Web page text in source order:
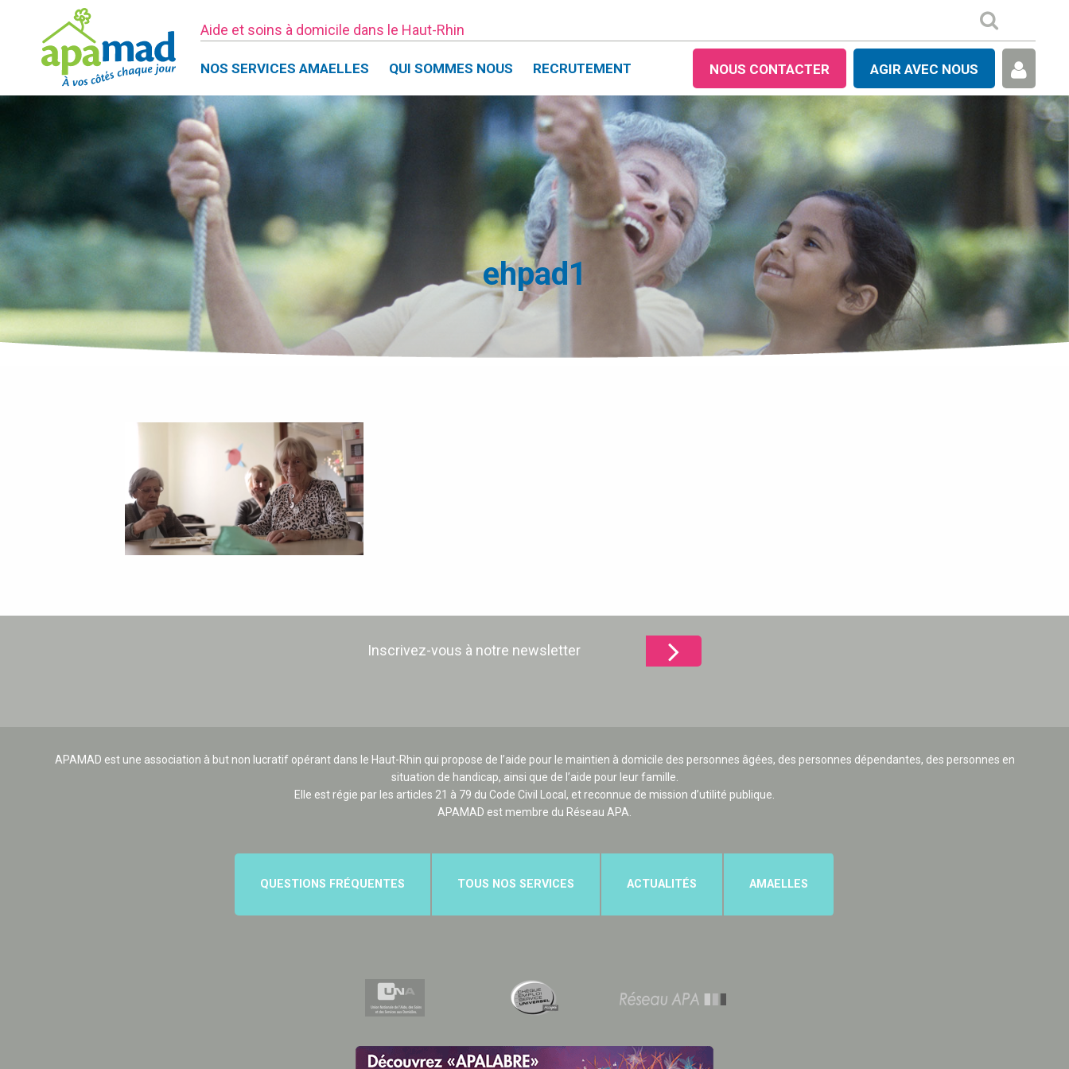
Aide et soins à domicile dans le Haut-Rhin
NOS SERVICES AMAELLES QUI SOMMES NOUS RECRUTEMENT NOUS CONTACTER AGIR AVEC NOUS
ehpad1
Inscrivez-vous à notre newsletter
APAMAD est une association à but non lucratif opérant dans le Haut-Rhin qui propose de l’aide pour le maintien à domicile des personnes âgées, des personnes dépendantes, des personnes en
situation de handicap, ainsi que de l’aide pour leur famille.
Elle est régie par les articles 21 à 79 du Code Civil Local, et reconnue de mission d’utilité publique.
APAMAD est membre du Réseau APA.
QUESTIONS FRÉQUENTES TOUS NOS SERVICES ACTUALITÉS AMAELLES